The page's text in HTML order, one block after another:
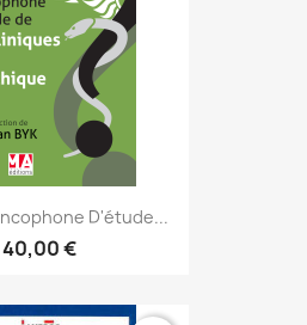
D'étude...
40,00 €